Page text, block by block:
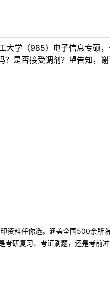
大学（985）电子信息专硕
？是否接受调剂？望告知，谢
资料任你选。涵盖全国500余所
研复习、考证刷题，还是考前